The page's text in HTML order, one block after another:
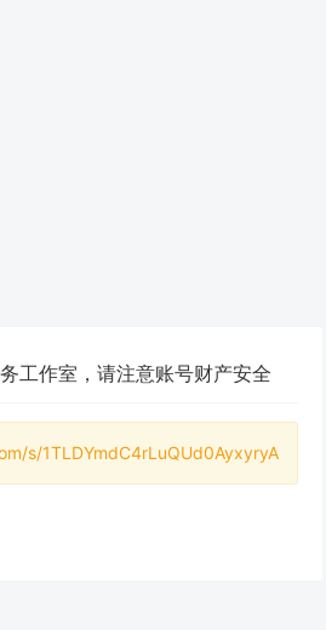
工作室，请注意账号财产安全
s/1TLDYmdC4rLuQUd0AyxyryA